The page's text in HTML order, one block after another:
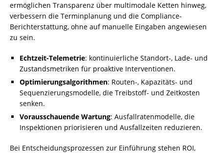
ermöglichen Transparenz über multimodale Ketten hinweg,
verbessern die Terminplanung und die Compliance-
Berichterstattung, ohne auf manuelle Eingaben angewiesen
zu sein.
Echtzeit-Telemetrie: kontinuierliche Standort-, Lade- und
Zustandsmetriken für proaktive Interventionen.
Optimierungsalgorithmen: Routen-, Kapazitäts- und
Sequenzierungsmodelle, die Treibstoff- und Zeitkosten
senken.
Vorausschauende Wartung: Ausfallratenmodelle, die
Inspektionen priorisieren und Ausfallzeiten reduzieren.
Bei Entscheidungsprozessen zur Einführung stehen ROI,